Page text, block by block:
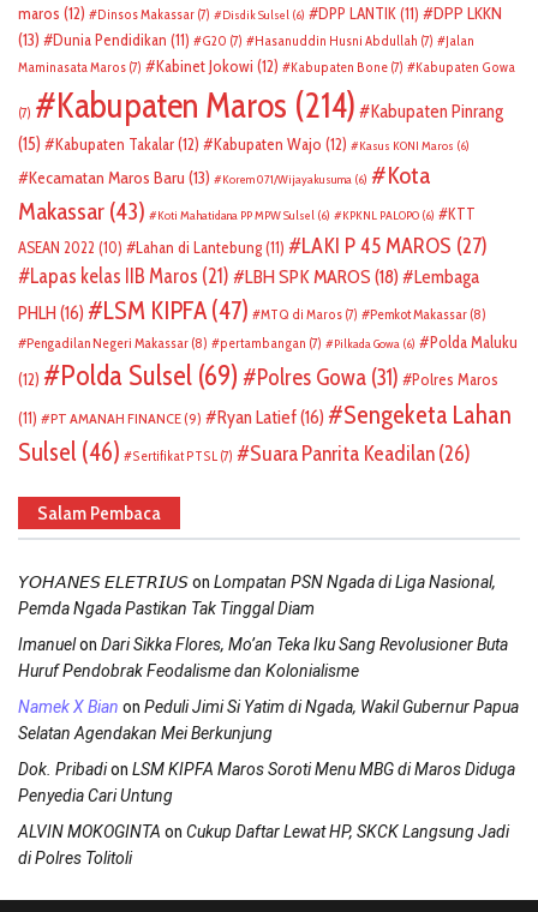
maros (12) Dinsos Makassar (7) Disdik Sulsel (6) DPP LANTIK(11)
DPP LKKN
(13)
Dunia Pendidikan (11) G20 (7) Hasanuddin Husni Abdullah (7)
Jalan
Maminasata Maros (7) Kabinet Jokowi (12) Kabupaten Bone (7) Kabupaten Gowa
(7) Kabupaten Maros (214)
Kabupaten Pinrang
(15)
Kabupaten Takalar(12) Kabupaten Wajo (12) Kasus KONI Maros (6)
Kecamatan Maros Baru (13) Korem 071/Wijayakusuma (6)
Kota
Makassar (43) Koti Mahatidana PP MPW Sulsel (6) KPKNL PALOPO (6)
KTT
ASEAN 2022 (10) Lahan di Lantebung(11) LAKI P 45 MAROS (27)
Lapas kelas IIB Maros (21) LBH SPK MAROS (18)
Lembaga
PHLH (16) LSM KIPFA (47) MTQ di Maros (7) Pemkot Makassar (8)
Pengadilan Negeri Makassar (8) pertambangan (7) Pilkada Gowa (6)
Polda Maluku
(12)
Polda Sulsel (69) Polres Gowa (31)
Polres Maros
(11)
PT AMANAH FINANCE(9) Ryan Latief(16)
Sengeketa Lahan
Sulsel (46) Sertifikat PTSL (7) Suara Panrita Keadilan(26)
Salam Pembaca
𝘠𝘖𝘏𝘈𝘕𝘌𝘚 𝘌𝘓𝘌𝘛𝘙𝘐𝘜𝘚on Lompatan PSN Ngada di Liga Nasional,
Pemda Ngada Pastikan Tak Tinggal Diam
Imanuelon Dari Sikka Flores, Mo’an Teka Iku Sang Revolusioner Buta
Huruf Pendobrak Feodalisme dan Kolonialisme
Namek X Bian on Peduli Jimi Si Yatim di Ngada, Wakil Gubernur Papua
Selatan Agendakan Mei Berkunjung
Dok. Pribadion LSM KIPFA Maros Soroti Menu MBG di Maros Diduga
Penyedia Cari Untung
ALVIN MOKOGINTA on Cukup Daftar Lewat HP, SKCK Langsung Jadi
di Polres Tolitoli